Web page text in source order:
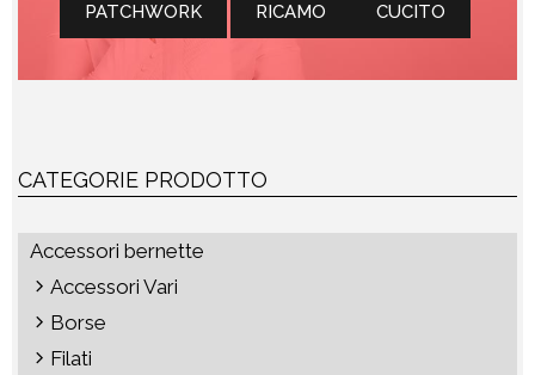
PATCHWORK RICAMO CUCITO
CATEGORIE PRODOTTO
Accessori bernette
Accessori Vari
Borse
Filati